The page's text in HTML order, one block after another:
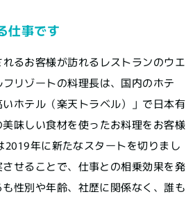
仕事です
るお客様が訪れるレストランのウエ
リゾートの料理長は、国内のホテ
ホテル（楽天トラベル）」で日本有
味しい食材を使ったお料理をお客様
年に新たなスタートを切りまし
せることで、仕事との相乗効果を発
性別や年齢、社歴に関係なく、誰も